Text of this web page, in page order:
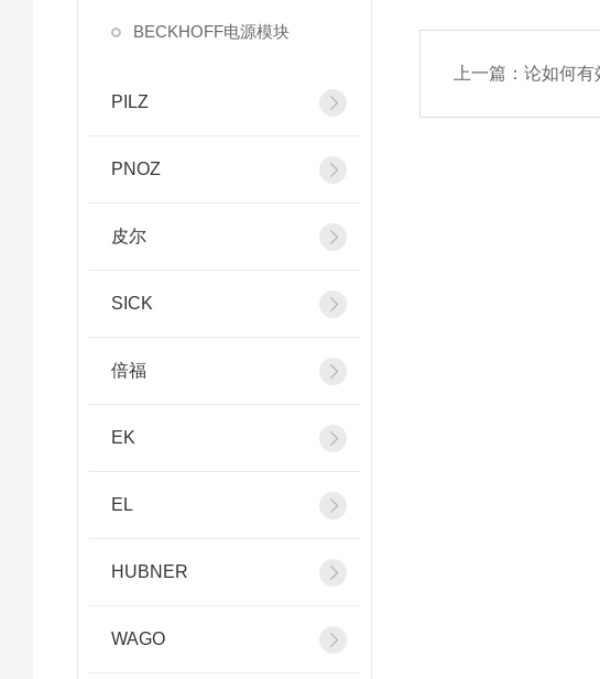
BECKHOFF电源模块
PILZ
PNOZ
皮尔
SICK
倍福
EK
EL
HUBNER
WAGO
上一篇：论如何有